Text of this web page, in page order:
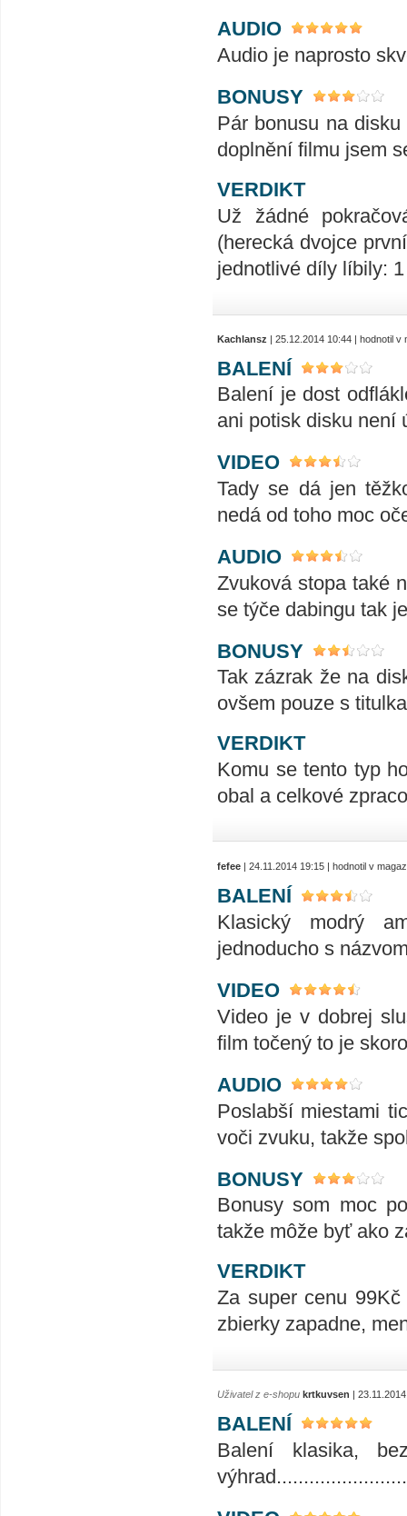
AUDIO
Audio je naprosto
BONUSY
Pár bonusu na
doplnění filmu jsem
VERDIKT
Už žádné
(herecká dvojce
jednotlivé díly líbily:
Kachlansz | 25.12.2014 10:44 | hodnotil
BALENÍ
Balení je dost
ani potisk disku není
VIDEO
Tady se dá jen
nedá od toho moc
AUDIO
Zvuková stopa také
se týče dabingu tak
BONUSY
Tak zázrak že na
ovšem pouze s
VERDIKT
Komu se tento typ
obal a celkové
fefee | 24.11.2014 19:15 | hodnotil v
BALENÍ
Klasický modrý
jednoducho s
VIDEO
Video je v dobrej
film točený to je
AUDIO
Poslabší miestami
voči zvuku, takže
BONUSY
Bonusy som moc
takže môže byť ako
VERDIKT
Za super cenu
zbierky zapadne,
Uživatel z e-shopu krtkuvsen |
BALENÍ
Balení klasika,